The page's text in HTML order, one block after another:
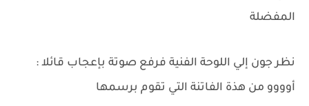
المفضلة
نظر جون إلي اللوحة الفنية فرفع صوتة بإعجاب قائلا :
أوووو من هذة الفاتنة التي تقوم برسمها